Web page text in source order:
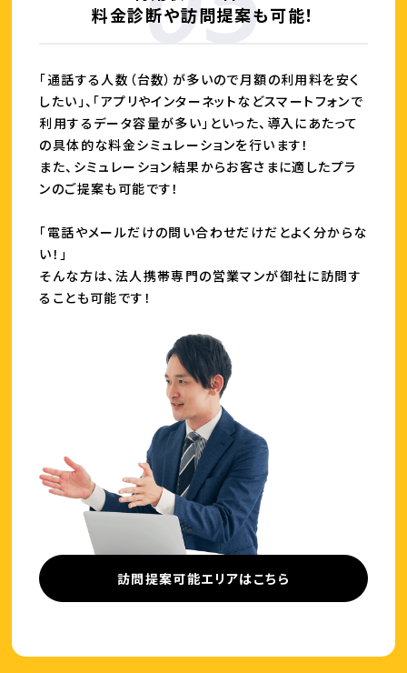
料金診断や訪問提案も可能！
「通話する人数（台数）が多いので月額の利用料を安く
したい」、 「アプリやインターネットなどスマートフォンで
利用するデータ容量が多い」 といった、導入にあたって
の具体的な料金シミュレーションを行います！
また、シミュレーション結果からお客さまに適したプラ
ンのご提案も可能です！
「電話やメールだけの問い合わせだけだとよく分からな
い！」
そんな方は、法人携帯専門の営業マンが御社に訪問す
ることも可能です！
訪問提案可能エリアはこちら